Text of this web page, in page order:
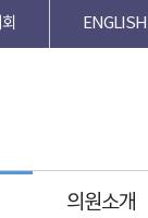
ENGLISH
의원소개